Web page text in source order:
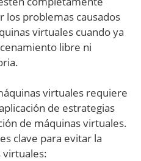
los problemas causados
virtuales cuando ya
libre ni
virtuales requiere
de estrategias
de máquinas virtuales.
clave para evitar la
virtuales: